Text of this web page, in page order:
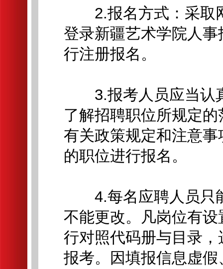
2.报名方式：采取
登录新疆艺术学院人
行注册报名。
3.报考人员应当认
了解招聘职位所规定
有关政策规定和注意
的职位进行报名。
4.每名应聘人员只
不能更改。凡岗位有
行对照代码册与目录
报考。因填报信息虚